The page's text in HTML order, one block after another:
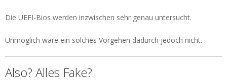
Die UEFI-Bios werden inzwischen sehr genau untersucht.
Unmöglich wäre ein solches Vorgehen dadurch jedoch nicht.
Also? Alles Fake?